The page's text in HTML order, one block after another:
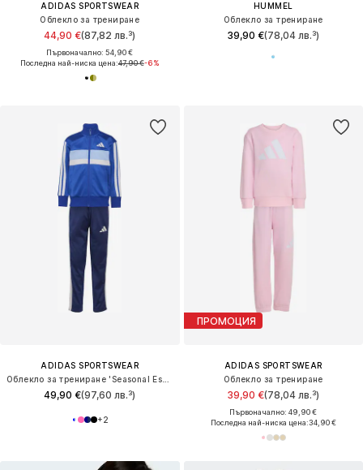
ADIDAS SPORTSWEAR
Облекло за трениране
44,90 €(87,82 лв.³)
Първоначално: 54,90 €
Последна най-ниска цена:47,90 €-6%
HUMMEL
Облекло за трениране
39,90 €(78,04 лв.³)
ADIDAS SPORTSWEAR
49,90 €(97,60 лв.³)
+2
ПРОМОЦИЯ
ADIDAS SPORTSWEAR
Облекло за трениране
39,90 €(78,04 лв.³)
Първоначално: 49,90 €
Последна най-ниска цена:34,90 €